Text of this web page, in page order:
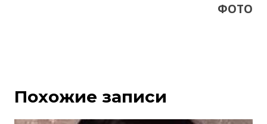
ФОТО
Похожие записи